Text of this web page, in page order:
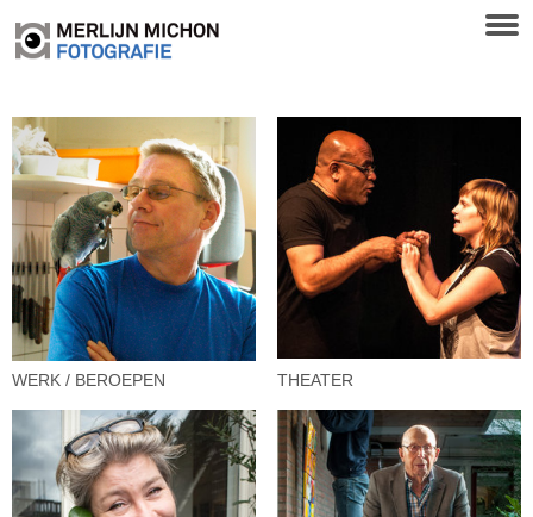
WERK / BEROEPEN THEATER